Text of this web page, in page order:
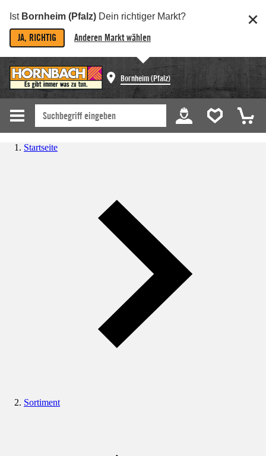
Ist Bornheim (Pfalz) Dein richtiger Markt?
JA, RICHTIG Anderen Markt wählen
Bornheim (Pfalz)
Startseite
Sortiment